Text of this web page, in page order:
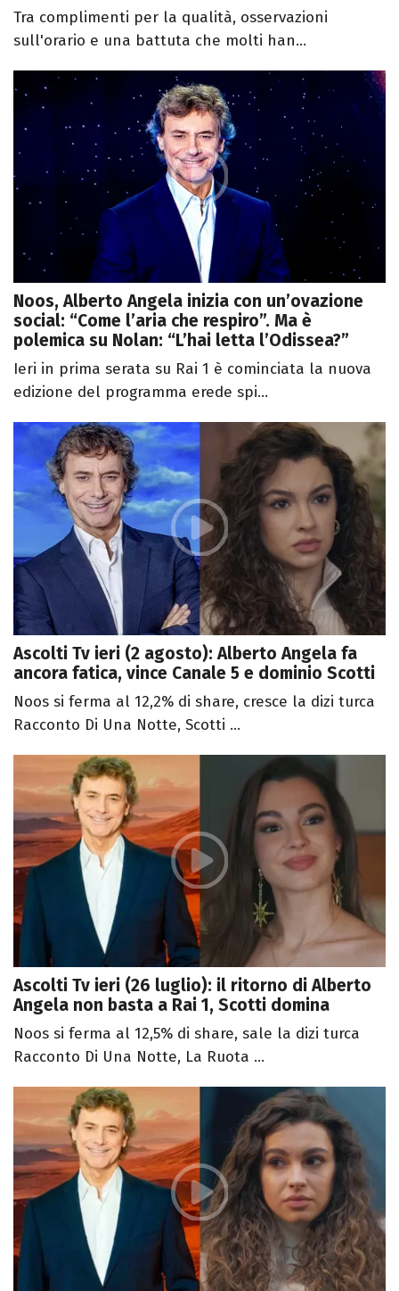
Tra complimenti per la qualità, osservazioni
sull'orario e una battuta che molti han...
Noos, Alberto Angela inizia con un’ovazione
social: “Come l’aria che respiro”. Ma è
polemica su Nolan: “L’hai letta l’Odissea?”
Ieri in prima serata su Rai 1 è cominciata la nuova
edizione del programma erede spi...
Ascolti Tv ieri (2 agosto): Alberto Angela fa
ancora fatica, vince Canale 5 e dominio Scotti
Noos si ferma al 12,2% di share, cresce la dizi turca
Racconto Di Una Notte, Scotti ...
Ascolti Tv ieri (26 luglio): il ritorno di Alberto
Angela non basta a Rai 1, Scotti domina
Noos si ferma al 12,5% di share, sale la dizi turca
Racconto Di Una Notte, La Ruota ...